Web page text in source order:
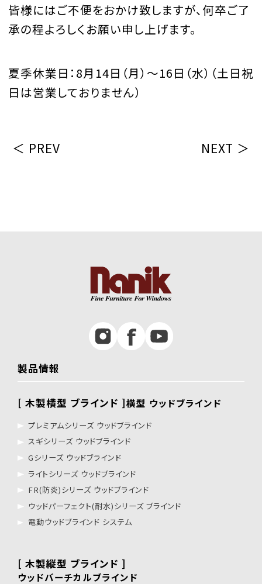
皆様にはご不便をおかけ致しますが、何卒ご了
承の程よろしくお願い申し上げます。
夏季休業日：8月14日（月）～16日（水）（土日祝
日は営業しておりません）
＜ PREV NEXT ＞
製品情報
[ 木製横型 ブラインド ]横型 ウッドブラインド
プレミアムシリーズ ウッドブラインド
スギシリーズ ウッドブラインド
Gシリーズ ウッドブラインド
ライトシリーズ ウッドブラインド
FR(防炎)シリーズ ウッドブラインド
ウッドパーフェクト(耐水)シリーズ ブラインド
電動ウッドブラインド システム
[ 木製縦型 ブラインド ]
ウッドバーチカルブラインド